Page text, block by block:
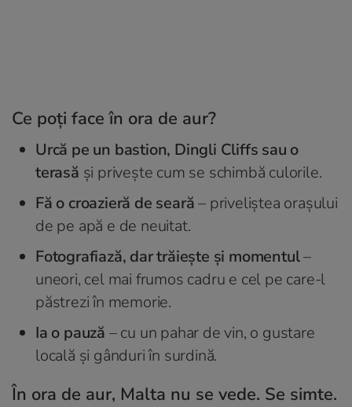
Ce poți face în ora de aur?
Urcă pe un bastion, Dingli Cliffs sau o
terasă și privește cum se schimbă culorile.
Fă o croazieră de seară– priveliștea orașului
de pe apă e de neuitat.
Fotografiază, dar trăiește și momentul–
uneori, cel mai frumos cadru e cel pe care-l
păstrezi în memorie.
Ia o pauză – cu un pahar de vin, o gustare
locală și gânduri în surdină.
În ora de aur, Malta nu se vede. Se simte.